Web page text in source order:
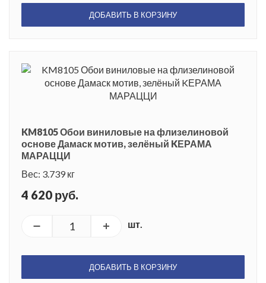
ДОБАВИТЬ В КОРЗИНУ
KM8105 Обои виниловые на флизелиновой
основе Дамаск мотив, зелёный KЕРАМА
МАРАЦЦИ
Вес: 3.739 кг
4 620 руб.
шт.
ДОБАВИТЬ В КОРЗИНУ